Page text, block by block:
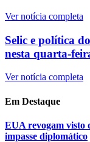
Ver notícia completa
Selic e política
nesta quarta-
Ver notícia completa
Em Destaque
EUA revogam visto
impasse diplomático